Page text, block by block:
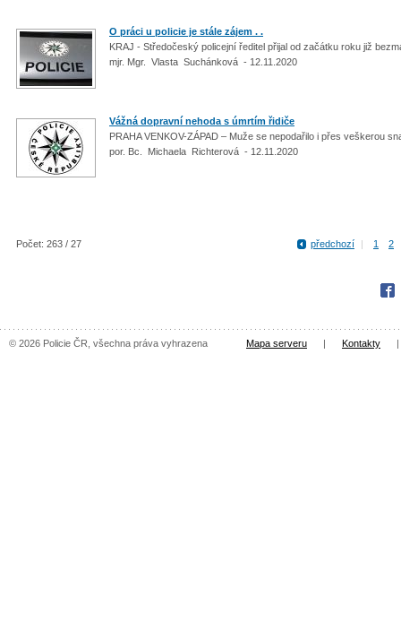
O práci u policie je stále zájem . .
KRAJ - Středočeský policejní ředitel přijal od začátku roku již
mjr. Mgr. Vlasta Suchánková - 12.11.2020
Vážná dopravní nehoda s úmrtím řidiče
PRAHA VENKOV-ZÁPAD – Muže se nepodařilo i přes veškerou
por. Bc. Michaela Richterová - 12.11.2020
Počet: 263 / 27 předchozí | 1 2
© 2026 Policie ČR, všechna práva vyhrazena Mapa serveru | Kontakty |